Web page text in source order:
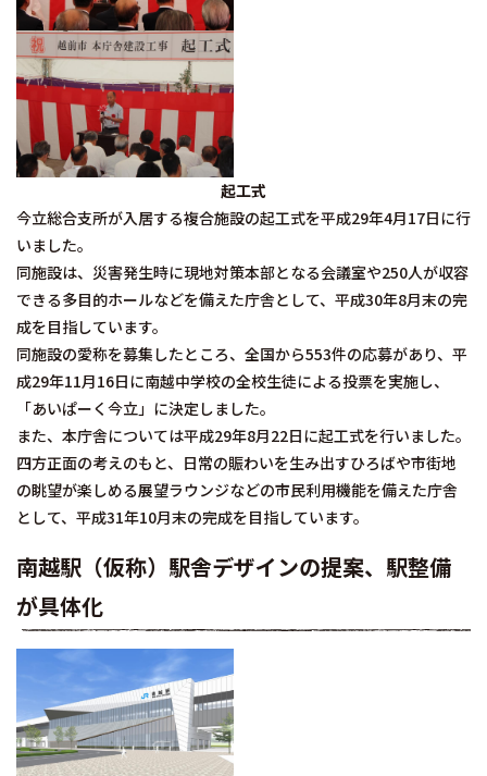
起工式
今立総合支所が入居する複合施設の起工式を平成29年4月17日に行
いました。
同施設は、災害発生時に現地対策本部となる会議室や250人が収容
できる多目的ホールなどを備えた庁舎として、平成30年8月末の完
成を目指しています。
同施設の愛称を募集したところ、全国から553件の応募があり、平
成29年11月16日に南越中学校の全校生徒による投票を実施し、
「あいぱーく今立」に決定しました。
また、本庁舎については平成29年8月22日に起工式を行いました。
四方正面の考えのもと、日常の賑わいを生み出すひろばや市街地
の眺望が楽しめる展望ラウンジなどの市民利用機能を備えた庁舎
として、平成31年10月末の完成を目指しています。
南越駅（仮称）駅舎デザインの提案、駅整備
が具体化